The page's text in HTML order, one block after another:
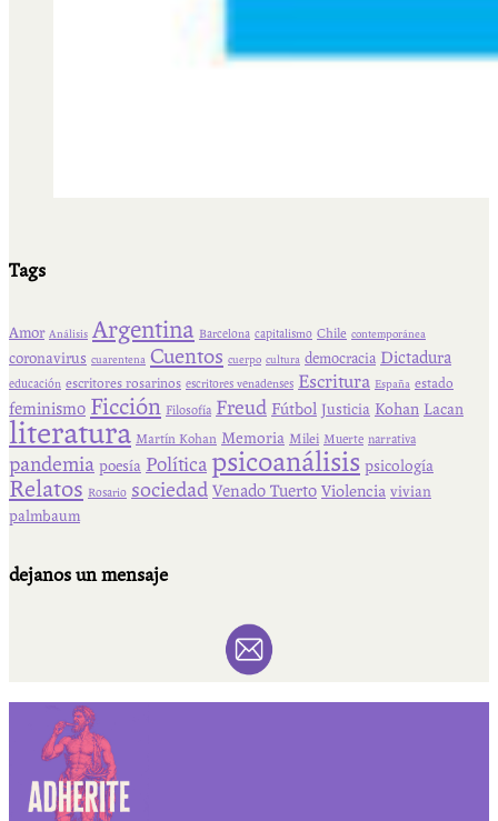
Tags
Amor Análisis Argentina Barcelona capitalismo Chile contemporánea
coronavirus cuarentena Cuentos cuerpo cultura democracia Dictadura
educación escritores rosarinos escritores venadenses Escritura España estado
feminismo Ficción Filosofía Freud Fútbol Justicia Kohan Lacan
literatura Martín Kohan Memoria Milei Muerte narrativa
pandemia poesía Política psicoanálisis psicología
Relatos Rosario sociedad Venado Tuerto Violencia vivian
palmbaum
dejanos un mensaje